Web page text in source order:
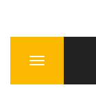
Menu